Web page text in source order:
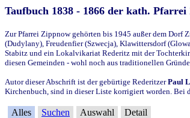
Taufbuch 1838 - 1866 der kath.
Zur Pfarrei Zippnow gehörten bis 1945 außer dem Dorf
(Dudylany), Freudenfier (Szwecja), Klawittersdorf
Stabitz und ein Lokalvikariat Rederitz mit der
diesen Gemeinden - wohl noch aus traditionellen
Autor dieser Abschrift ist der gebürtige RederitzerPaul
Kirchenbuch, sind in dieser Liste korrigiert worden. Bei
Alles Suchen Auswahl Detail